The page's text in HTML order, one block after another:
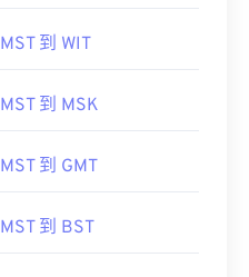
MST 到 WIT
MST 到 MSK
MST 到 GMT
MST 到 BST